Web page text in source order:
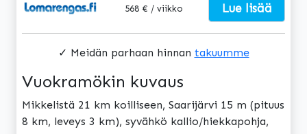
568 € / viikko Lue lisää
✓ Meidän parhaan hinnan takuumme
Vuokramökin kuvaus
Mikkelistä 21 km koilliseen, Saarijärvi 15 m (pituus
8 km, leveys 3 km), syvähkö kallio/hiekkapohja,